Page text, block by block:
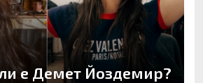
е Демет Йоздемир?